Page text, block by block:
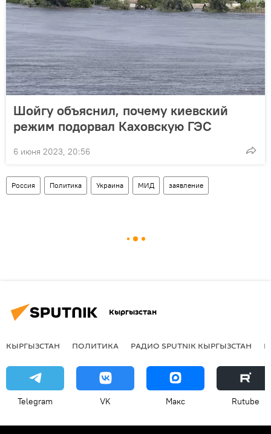
Шойгу объяснил, почему киевский
режим подорвал Каховскую ГЭС
6 июня 2023, 20:56
Россия Политика Украина МИД заявление
Кыргызстан
КЫРГЫЗСТАН ПОЛИТИКА РАДИО SPUTNIK КЫРГЫЗСТАН
Telegram VK Макс Rutube